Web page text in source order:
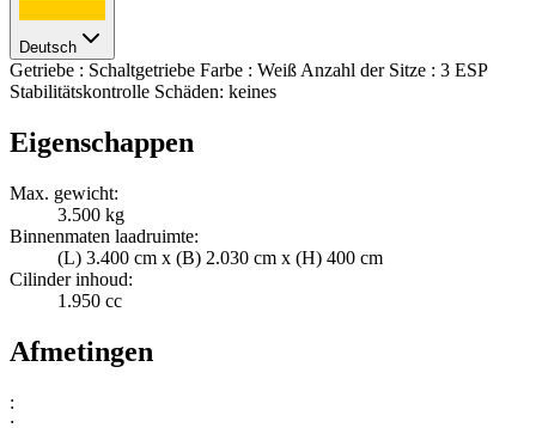
Deutsch
Getriebe : Schaltgetriebe Farbe : Weiß Anzahl der Sitze : 3 ESP
Stabilitätskontrolle Schäden: keines
Eigenschappen
Max. gewicht:
3.500 kg
Binnenmaten laadruimte:
(L) 3.400 cm x (B) 2.030 cm x (H) 400 cm
Cilinder inhoud:
1.950 cc
Afmetingen
:
: